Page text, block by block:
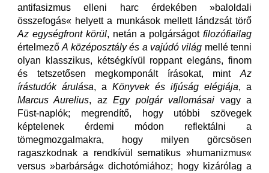
antifasizmus elleni harc érdekében »baloldali
összefogás« helyett a munkások mellett lándzsát törő
Az egységfront körül, netán a polgárságotfilozófiailag
értelmezőA középosztály és a vajúdó világ mellé tenni
olyan klasszikus, kétségkívül roppant elegáns, finom
és tetszetősen megkomponált írásokat, mint Az
írástudók árulása, a Könyvek és ifjúság elégiája, a
Marcus Aurelius, azEgy polgár vallomásai vagy a
Füst-naplók; megrendítő, hogy utóbbi szövegek
képtelenek érdemi módon reflektálni a
tömegmozgalmakra, hogy milyen görcsösen
ragaszkodnak a rendkívül sematikus »humanizmus«
versus »barbárság« dichotómiához; hogy kizárólag a